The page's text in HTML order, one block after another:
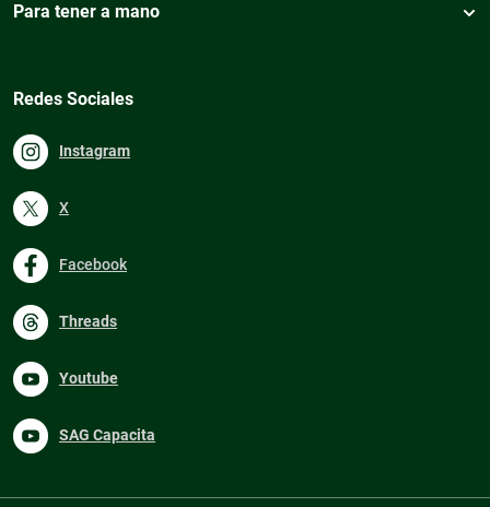
Para tener a mano
Redes Sociales
Instagram
X
Facebook
Threads
Youtube
SAG Capacita